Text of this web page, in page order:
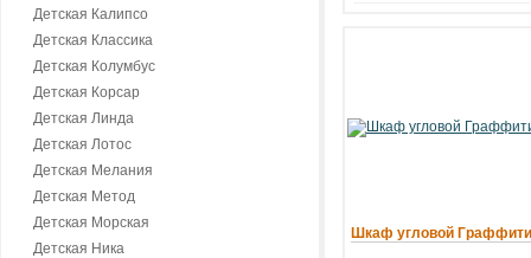
Детская Калипсо
Детская Классика
Детская Колумбус
Детская Корсар
Детская Линда
Детская Лотос
Детская Мелания
Детская Метод
Детская Морская
Детская Ника
Шкаф угловой Граффити